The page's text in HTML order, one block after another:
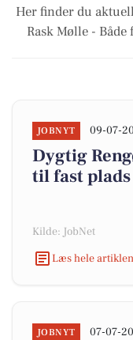
Her finder du
Rask Mølle -
JOBNYT 09-07-
Dygtig
til fast
Kilde: JobNet
Læs hele
JOBNYT 07-07-